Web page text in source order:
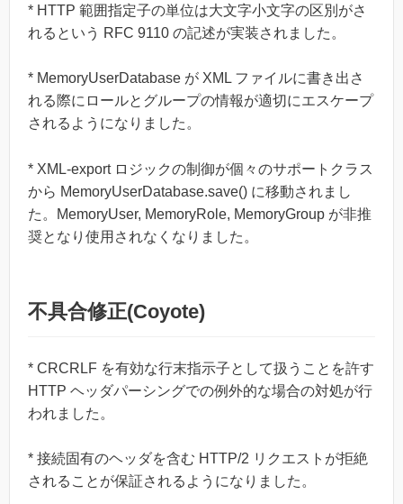
* HTTP 範囲指定子の単位は大文字小文字の区別がさ
れるという RFC 9110 の記述が実装されました。
* MemoryUserDatabase が XML ファイルに書き出さ
れる際にロールとグループの情報が適切にエスケープ
されるようになりました。
* XML-export ロジックの制御が個々のサポートクラス
から MemoryUserDatabase.save() に移動されまし
た。MemoryUser, MemoryRole, MemoryGroup が非推
奨となり使用されなくなりました。
不具合修正(Coyote)
* CRCRLF を有効な行末指示子として扱うことを許す
HTTP ヘッダパーシングでの例外的な場合の対処が行
われました。
* 接続固有のヘッダを含む HTTP/2 リクエストが拒絶
されることが保証されるようになりました。